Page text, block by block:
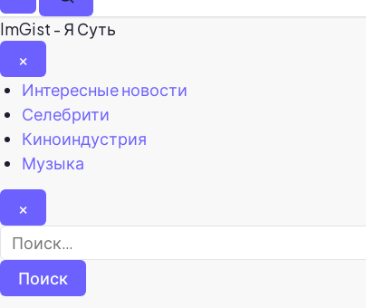
МенюПоиск
ImGist - Я Суть
×
Закрыть
меню
Интересные новости
Селебрити
Киноиндустрия
Музыка
×
Найти: